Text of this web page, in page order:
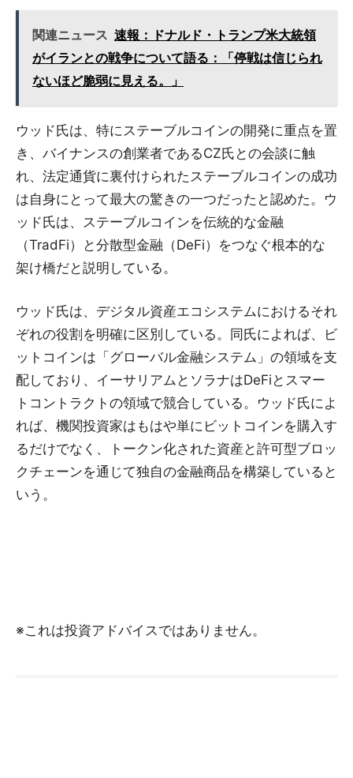
関連ニュース 速報：ドナルド・トランプ米大統領
がイランとの戦争について語る：「停戦は信じられ
ないほど脆弱に見える。」
ウッド氏は、特にステーブルコインの開発に重点を置
き、バイナンスの創業者であるCZ氏との会談に触
れ、法定通貨に裏付けられたステーブルコインの成功
は自身にとって最大の驚きの一つだったと認めた。ウ
ッド氏は、ステーブルコインを伝統的な金融
（TradFi）と分散型金融（DeFi）をつなぐ根本的な
架け橋だと説明している。
ウッド氏は、デジタル資産エコシステムにおけるそれ
ぞれの役割を明確に区別している。同氏によれば、ビ
ットコインは「グローバル金融システム」の領域を支
配しており、イーサリアムとソラナはDeFiとスマー
トコントラクトの領域で競合している。ウッド氏によ
れば、機関投資家はもはや単にビットコインを購入す
るだけでなく、トークン化された資産と許可型ブロッ
クチェーンを通じて独自の金融商品を構築していると
いう。
※これは投資アドバイスではありません。